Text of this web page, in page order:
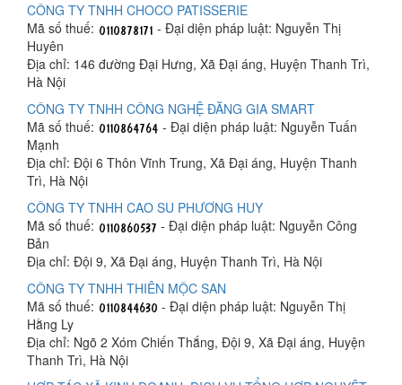
CÔNG TY TNHH CHOCO PATISSERIE
Mã số thuế:
- Đại diện pháp luật: Nguyễn Thị
Huyên
Địa chỉ: 146 đường Đại Hưng, Xã Đại áng, Huyện Thanh Trì,
Hà Nội
CÔNG TY TNHH CÔNG NGHỆ ĐĂNG GIA SMART
Mã số thuế:
- Đại diện pháp luật: Nguyễn Tuấn
Mạnh
Địa chỉ: Đội 6 Thôn Vĩnh Trung, Xã Đại áng, Huyện Thanh
Trì, Hà Nội
CÔNG TY TNHH CAO SU PHƯƠNG HUY
Mã số thuế:
- Đại diện pháp luật: Nguyễn Công
Bản
Địa chỉ: Đội 9, Xã Đại áng, Huyện Thanh Trì, Hà Nội
CÔNG TY TNHH THIÊN MỘC SAN
Mã số thuế:
- Đại diện pháp luật: Nguyễn Thị
Hằng Ly
Địa chỉ: Ngõ 2 Xóm Chiến Thắng, Đội 9, Xã Đại áng, Huyện
Thanh Trì, Hà Nội